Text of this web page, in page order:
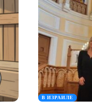
В ИЗРАИЛЕ